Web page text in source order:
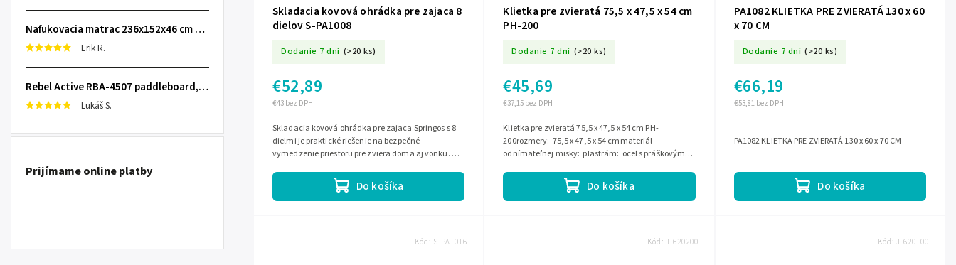
Nafukovacia matrac 236x152x46 cm so zabudovanou elektrickou pumpou INTEX 64448
Erik R.
Rebel Active RBA-4507 paddleboard, 335 cm L-RBA-4507-OR
Lukáš S.
Prijímame online platby
Skladacia kovová ohrádka pre zajaca 8
dielov S-PA1008
Dodanie 7 dní (>20 ks)
€43 bez DPH
€52,89
Do košíka
Skladacia kovová ohrádka pre zajaca Springos s 8
dielmi je praktické riešenie na bezpečné
vymedzenie priestoru pre zviera doma aj vonku. Má
Klietka pre zvieratá 75,5 x 47,5 x 54 cm
PH-200
Dodanie 7 dní (>20 ks)
€37,15 bez DPH
€45,69
Do košíka
Klietka pre zvieratá 75,5 x 47,5 x 54 cm PH-
200rozmery: 75,5 x 47,5 x 54 cmmateriál
odnímateľnej misky: plastrám: oceľ s práškovým
PA1082 KLIETKA PRE ZVIERATÁ 130 x 60
x 70 CM
Dodanie 7 dní (>20 ks)
€53,81 bez DPH
€66,19
Do košíka
PA1082 KLIETKA PRE ZVIERATÁ 130 x 60 x 70 CM
Kód: S-PA1016 Kód: J-620200 Kód: J-620100